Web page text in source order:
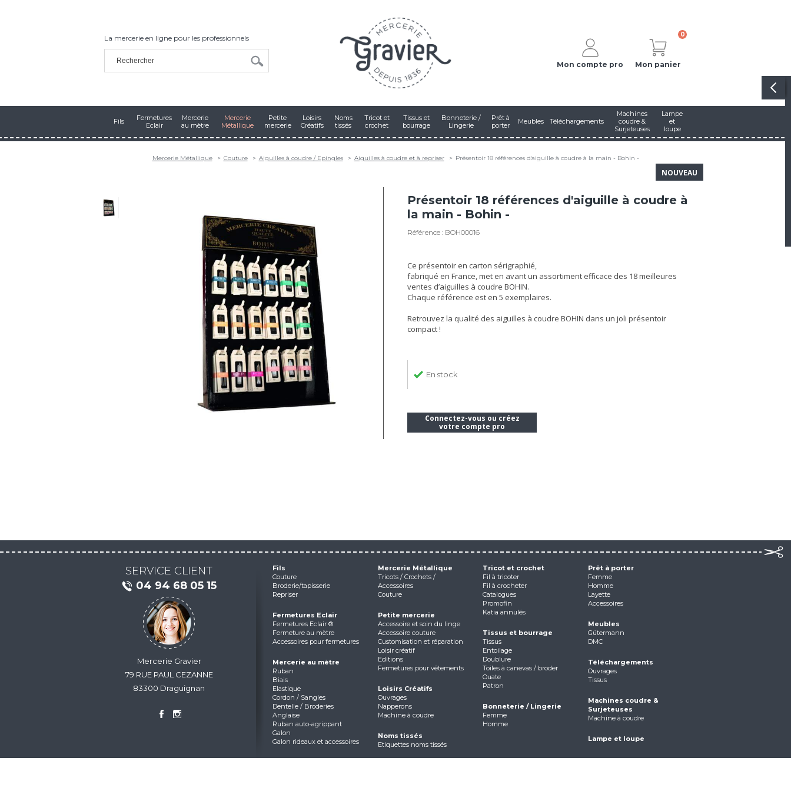
La mercerie en ligne pour les professionnels
Mon compte pro
0
Mon panier
Fils
Fermetures
Eclair
Mercerie
au mètre
Mercerie
Métallique
Petite
mercerie
Loisirs
Créatifs
Noms
tissés
Tricot et
crochet
Tissus et
bourrage
Bonneterie /
Lingerie
Prêt à
porter
Meubles Téléchargements
Machines
coudre &
Surjeteuses
Lampe
et
loupe
Mercerie Métallique Couture Aiguilles à coudre / Epingles Aiguilles à coudre et à repriser Présentoir 18 références d'aiguille à coudre à la main - Bohin -
NOUVEAU
Présentoir 18 références d'aiguille à coudre à
la main - Bohin -
Référence : BOH00016
Ce présentoir en carton sérigraphié,
fabriqué en France, met en avant un assortiment efficace des 18 meilleures
ventes d’aiguilles à coudre BOHIN.
Chaque référence est en 5 exemplaires.
Retrouvez la qualité des aiguilles à coudre BOHIN dans un joli présentoir
compact !
En stock
Connectez-vous ou créez
votre compte pro
SERVICE CLIENT
04 94 68 05 15
Mercerie Gravier
79 RUE PAUL CEZANNE
83300 Draguignan
Fils
Couture
Broderie/tapisserie
Repriser
Fermetures Eclair
Fermetures Eclair ®
Fermeture au mètre
Accessoires pour fermetures
Mercerie au mètre
Ruban
Biais
Elastique
Cordon / Sangles
Dentelle / Broderies
Anglaise
Ruban auto-agrippant
Galon
Galon rideaux et accessoires
Mercerie Métallique
Tricots / Crochets /
Accessoires
Couture
Petite mercerie
Accessoire et soin du linge
Accessoire couture
Customisation et réparation
Loisir créatif
Editions
Fermetures pour vêtements
Loisirs Créatifs
Ouvrages
Napperons
Machine à coudre
Noms tissés
Etiquettes noms tissés
Tricot et crochet
Fil à tricoter
Fil à crocheter
Catalogues
Promofin
Katia annulés
Tissus et bourrage
Tissus
Entoilage
Doublure
Toiles à canevas / broder
Ouate
Patron
Bonneterie / Lingerie
Femme
Homme
Prêt à porter
Femme
Homme
Layette
Accessoires
Meubles
Gütermann
DMC
Téléchargements
Ouvrages
Tissus
Machines coudre &
Surjeteuses
Machine à coudre
Lampe et loupe